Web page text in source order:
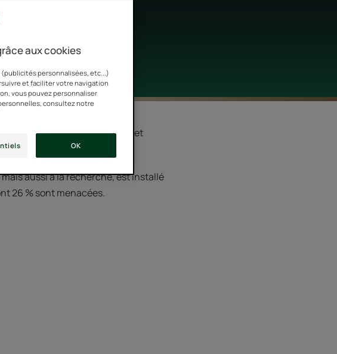
René Furterer
Botanique pour protéger et
aussi à la recherche, est installé
26 % sont menacées.
aux cookies
personnalisées, etc...)
et faciliter votre navigation
vous pouvez personnaliser
consultez notre
OK